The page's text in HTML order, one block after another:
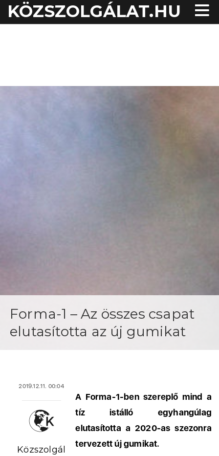
KÖZSZOLGÁLAT.HU
Forma-1 – Az összes csapat
elutasította az új gumikat
2019.12.11. 00:04
Közszolgál
A Forma-1-ben szereplő mind a
tíz istálló egyhangúlag
elutasította a 2020-as szezonra
tervezett új gumikat.